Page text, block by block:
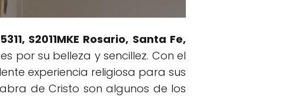
S2011MKE Rosario, Santa Fe,
por su belleza y sencillez. Con el
experiencia religiosa para sus
de Cristo son algunos de los